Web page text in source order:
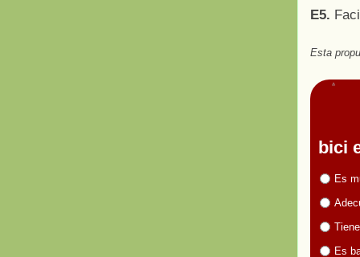
E5.
Esta
bici
Es
Es